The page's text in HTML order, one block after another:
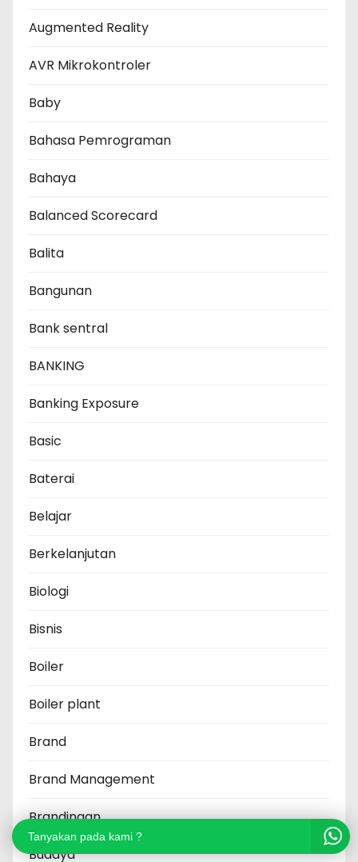
Augmented Reality
AVR Mikrokontroler
Baby
Bahasa Pemrograman
Bahaya
Balanced Scorecard
Balita
Bangunan
Bank sentral
BANKING
Banking Exposure
Basic
Baterai
Belajar
Berkelanjutan
Biologi
Bisnis
Boiler
Boiler plant
Brand
Brand Management
Brandingan
Budaya
Tanyakan pada kami ?